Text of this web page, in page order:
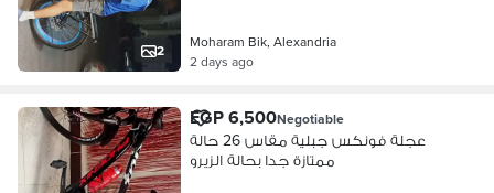
2
Moharam Bik, Alexandria
2 days ago
EGP 6,500Negotiable
عجلة فونكس جبلية مقاس 26 حالة
ممتازة جدا بحالة الزيرو